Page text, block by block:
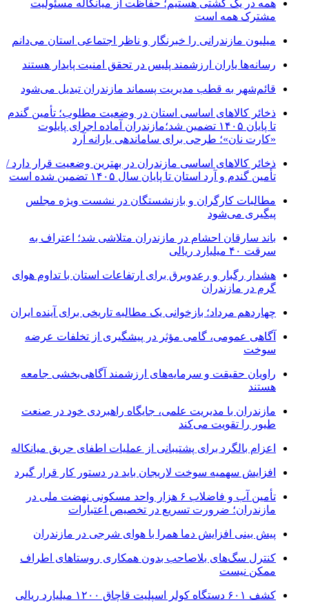
همه در یک کشتی هستیم؛ حفاظت از میانکاله مسئولیت
مشترک همه است
میلیون مازندرانی را خبرنگار و ناظر اجتماعی استان می‌دانم
رسانه‌ها یاران ارزشمند پلیس در تحقق امنیت پایدار هستند
قائم‌شهر به قطب مدیریت پسماند مازندران تبدیل می‌شود
ذخائر کالاهای اساسی استان در وضعیت مطلوب؛ تأمین گندم
تا پایان ۱۴۰۵ تضمین شد؛مازندران آماده اجرای پایلوت
«کارت نان»؛ طرحی برای ساماندهی یارانه آرد
ذخائر کالاهای اساسی مازندران در بهترین وضعیت قرار دارد /
تأمین گندم و آرد استان تا پایان سال ۱۴۰۵ تضمین شده است
مطالبات کارگران و بازنشستگان در نشست ویژه مجلس
پیگیری می‌شود
باند سارقان احشام در مازندران متلاشی شد؛ اعتراف به
سرقت ۴۰ میلیارد ریالی
هشدار رگبار و رعدوبرق برای ارتفاعات استان با تداوم هوای
گرم در مازندران
چهاردهم مرداد؛ بازخوانی یک مطالبه تاریخی برای آینده ایران
آگاهی عمومی، گامی مؤثر در پیشگیری از تخلفات عرضه
سوخت
راویان حقیقت و سرمایه‌های ارزشمند آگاهی‌بخشی جامعه
هستند
مازندران با مدیریت علمی، جایگاه راهبردی خود در صنعت
طیور را تقویت می‌کند
اعزام بالگرد برای پشتیبانی از عملیات اطفای حریق میانکاله
افزایش سهمیه سوخت لاریجان باید در دستور کار قرار گیرد
تأمین آب و فاضلاب ۶ هزار واحد مسکونی نهضت ملی در
مازندران؛ ضرورت تسریع در تخصیص اعتبارات
پیش بینی افزایش دما همرا با هوای شرجی در مازندران
کنترل سگ‌های بلاصاحب بدون همکاری روستاهای اطراف
ممکن نیست
کشف ۶۰۱ دستگاه کولر اسپلیت قاچاق ۱۲۰۰ میلیارد ریالی